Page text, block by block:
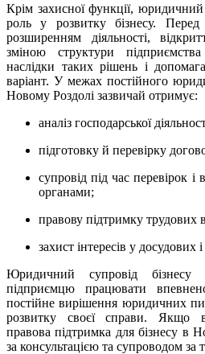
Крім захисної функції, юридичний
роль у розвитку бізнесу.
розширенням діяльності,
зміною структури
наслідки таких рішень і
варіант. У межах постійного
Новому Роздолі зазвичай отримує:
аналіз господарської
підготовку й перевірку
супровід під час перевірок
органами;
правову підтримку трудових
захист інтересів у досудових
Юридичний супровід бізнесу
підприємцю працювати
постійне вирішення юридичних
розвитку своєї справи. Якщо
правова підтримка для бізнесу в
за консультацією та супроводом